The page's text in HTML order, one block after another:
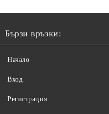
Бързи връзки:
Начало
Вход
Регистрация